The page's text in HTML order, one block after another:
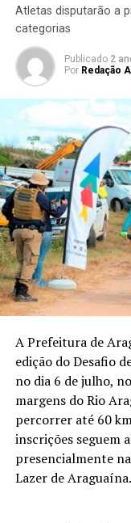
Atletas disputarão a
categorias
Publicado 2
Por Redação
A Prefeitura de
edição do Desafio
no dia 6 de julho,
margens do Rio
percorrer até 60
inscrições seguem
presencialmente
Lazer de Araguaína.